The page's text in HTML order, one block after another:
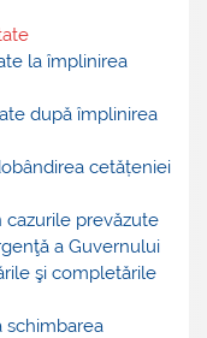
la împlinirea
după împlinirea
cetățeniei
cazurile prevăzute
a Guvernului
şi completările
schimbarea